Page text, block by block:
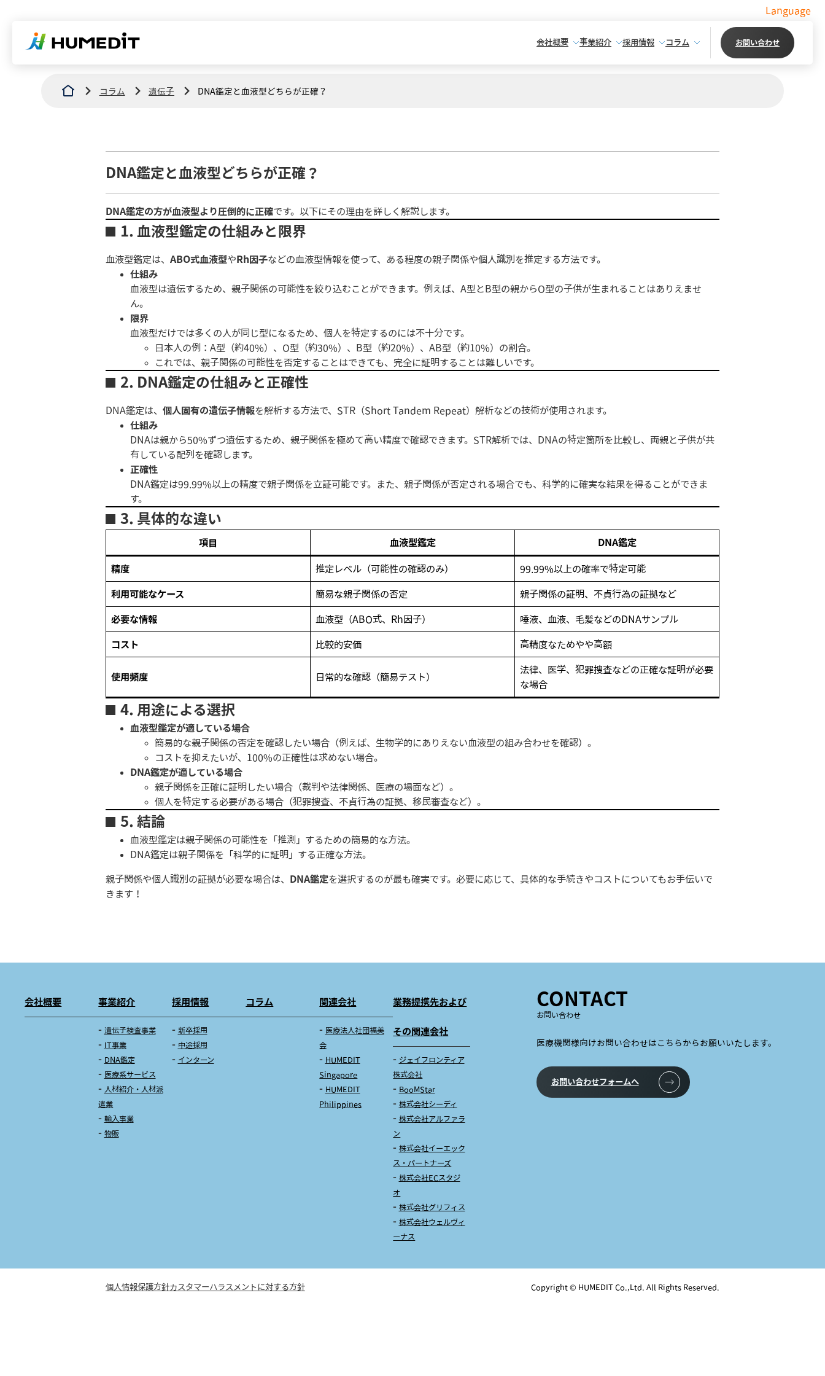
Language
会社概要 事業紹介 採用情報 コラム お問い合わせ
コラム 遺伝子 DNA鑑定と血液型どちらが正確？
DNA鑑定と血液型どちらが正確？
DNA鑑定の方が血液型より圧倒的に正確です。以下にその理由を詳しく解説します。
1. 血液型鑑定の仕組みと限界
血液型鑑定は、 ABO式血液型やRh因子などの血液型情報を使って、ある程度の親子関係や個人識別を推定する方法です。
仕組み
血液型は遺伝するため、親子関係の可能性を絞り込むことができます。例えば、A型とB型の親からO型の子供が生まれることはありえませ
ん。
限界
血液型だけでは多くの人が同じ型になるため、個人を特定するのには不十分です。
日本人の例：A型（約40%）、O型（約30%）、B型（約20%）、AB型（約10%）の割合。
これでは、親子関係の可能性を否定することはできても、完全に証明することは難しいです。
2. DNA鑑定の仕組みと正確性
DNA鑑定は、 個人固有の遺伝子情報を解析する方法で、STR（Short Tandem Repeat）解析などの技術が使用されます。
仕組み
DNAは親から50%ずつ遺伝するため、親子関係を極めて高い精度で確認できます。STR解析では、DNAの特定箇所を比較し、両親と子供が共
有している配列を確認します。
正確性
DNA鑑定は99.99%以上の精度で親子関係を立証可能です。また、親子関係が否定される場合でも、科学的に確実な結果を得ることができま
す。
3. 具体的な違い
項目 血液型鑑定 DNA鑑定
精度 推定レベル（可能性の確認のみ） 99.99%以上の確率で特定可能
利用可能なケース 簡易な親子関係の否定 親子関係の証明、不貞行為の証拠など
必要な情報 血液型（ABO式、Rh因子） 唾液、血液、毛髪などのDNAサンプル
コスト 比較的安価 高精度なためやや高額
使用頻度 日常的な確認（簡易テスト）
法律、医学、犯罪捜査などの正確な証明が必要
な場合
4. 用途による選択
血液型鑑定が適している場合
簡易的な親子関係の否定を確認したい場合（例えば、生物学的にありえない血液型の組み合わせを確認）。
コストを抑えたいが、100%の正確性は求めない場合。
DNA鑑定が適している場合
親子関係を正確に証明したい場合（裁判や法律関係、医療の場面など）。
個人を特定する必要がある場合（犯罪捜査、不貞行為の証拠、移民審査など）。
5. 結論
血液型鑑定は親子関係の可能性を「推測」するための簡易的な方法。
DNA鑑定は親子関係を「科学的に証明」する正確な方法。
親子関係や個人識別の証拠が必要な場合は、 DNA鑑定を選択するのが最も確実です。必要に応じて、具体的な手続きやコストについてもお手伝いで
きます！
会社概要 事業紹介
遺伝子検査事業
IT事業
DNA鑑定
医療系サービス
人材紹介・人材派
遣業
輸入事業
物販
採用情報
新卒採用
中途採用
インターン
コラム 関連会社
医療法人社団福美
会
HUMEDIT
Singapore
HUMEDIT
Philippines
業務提携先および
その関連会社
ジェイフロンティア
株式会社
BooMStar
株式会社シーディ
株式会社アルファラ
ン
株式会社イーエック
ス・パートナーズ
株式会社ECスタジ
オ
株式会社グリフィス
株式会社ウェルヴィ
ーナス
CONTACT
お問い合わせ
医療機関様向けお問い合わせはこちらからお願いいたします。
お問い合わせフォームへ
個人情報保護方針カスタマーハラスメントに対する方針 Copyright © HUMEDIT Co.,Ltd. All Rights Reserved.